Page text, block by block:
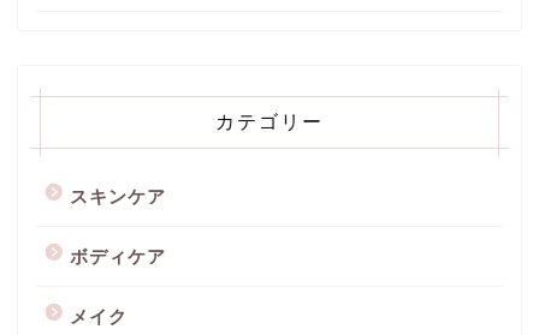
カテゴリー
スキンケア
ボディケア
メイク